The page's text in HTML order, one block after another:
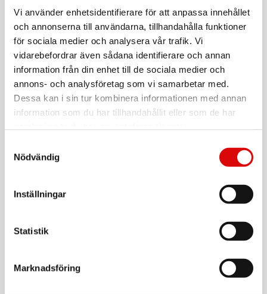
Vi använder enhetsidentifierare för att anpassa innehållet
och annonserna till användarna, tillhandahålla funktioner
för sociala medier och analysera vår trafik. Vi
vidarebefordrar även sådana identifierare och annan
information från din enhet till de sociala medier och
annons- och analysföretag som vi samarbetar med.
Dessa kan i sin tur kombinera informationen med annan
information som du har tillhandahållit eller som de har
Nödvändig
Inställningar
Statistik
Marknadsföring
Bordtennisbollar 6 St Vita
Art nr:
A14173
4577
Rek: 39,00 kr
SPORTME
Fotbollsset SVERIGE - Boll och Koner
Art nr:
Rek: 199,00 kr